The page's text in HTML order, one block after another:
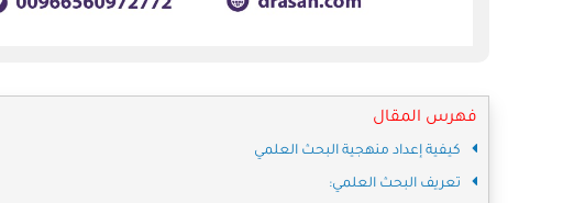
فهرس المقال
كيفية إعداد منهجية البحث العلمي
تعريف البحث العلمي: